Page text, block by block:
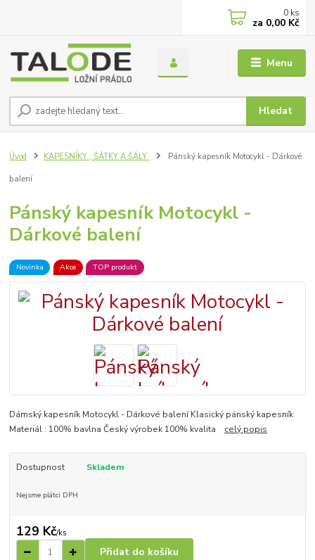
Menu
Hledat
0 ks
za 0,00 Kč
Úvod KAPESNÍKY , ŠÁTKY A ŠÁLY Pánský kapesník Motocykl - Dárkové
balení
Pánský kapesník Motocykl -
Dárkové balení
Novinka Akce TOP produkt
Dámský kapesník Motocykl - Dárkové balení Klasický pánský kapesník
Materiál : 100% bavlna Český výrobek 100% kvalita celý popis
Dostupnost Skladem
Nejsme plátci DPH
129 Kč/ks
Přidat do košíku